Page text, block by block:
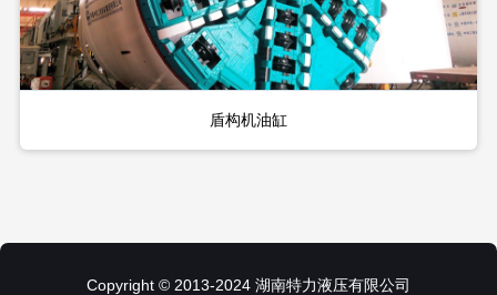
盾构机油缸
Copyright © 2013-2024 湖南特力液压有限公司